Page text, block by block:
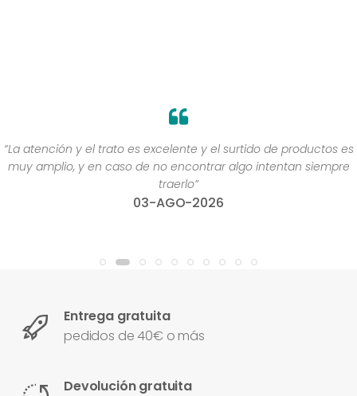
“La atención y el trato es excelente y el surtido de productos es
muy amplio, y en caso de no encontrar algo intentan siempre
traerlo”
03-AGO-2026
Entrega gratuita
pedidos de 40€ o más
Devolución gratuita